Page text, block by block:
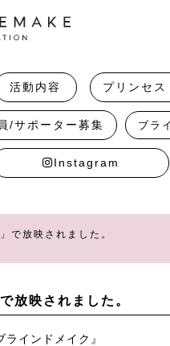
活動内容 プリンセス
/サポーター募集 ブラ
Instagram
で放映されました。
放映されました。
インドメイク』